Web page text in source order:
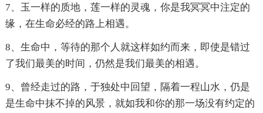
7、玉一样的质地，莲一样的灵魂，你是我冥冥中注定的
缘，在生命必经的路上相遇。
8、生命中，等待的那个人就这样如约而来，即使是错过
了我们最美的时间，仍然是我们最美的相遇。
9、曾经走过的路，于独处中回望，隔着一程山水，仍是
是生命中抹不掉的风景，就如我和你的那一场没有约定的